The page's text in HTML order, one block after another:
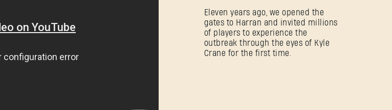
Eleven years ago, we opened the
gates to Harran and invited millions
of players to experience the
outbreak through the eyes of Kyle
Crane for the first time.